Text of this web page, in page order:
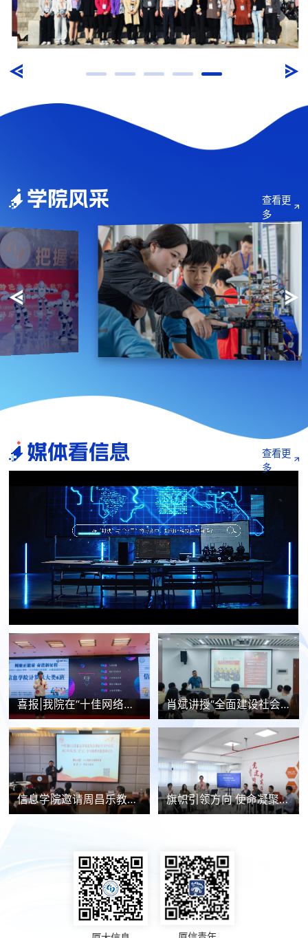
学院风采
查看更
多
媒体看信息
查看更
多
喜报|我院在“十佳网络文明班级”评选活动中斩获佳绩 肖斌讲授“全面建设社会主义现代化国家的青年之维”
信息学院邀请周昌乐教授讲述人工智能与创新教育 旗帜引领方向 使命凝聚力量 信息学院社团临时团支部积极发挥作用